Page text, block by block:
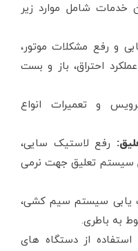
خدمات شامل موارد زیر
و رفع مشکلات موتور،
احتراق، باز و بست
و تعمیرات انواع
رفع لاستیک سایی،
سیستم تعلیق جهت نرمی
یابی سیستم سیم کشی،
به باطری.
استفاده از دستگاه های